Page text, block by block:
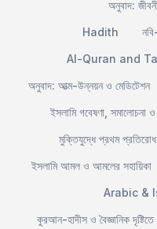
অনুবাদ:
Hadith
Al-Quran and
অনুবাদ: আত্ম-উন্নয়ন ও মেডিটেশন
ইসলামি গবেষণা, সমালোচনা
মুক্তিযুদ্ধে প্রথম প্রতিরোধ
ইসলামি আমল ও আমলের সহায়িকা
Arabic &
কুরআন-হাদীস ও বৈজ্ঞানিক